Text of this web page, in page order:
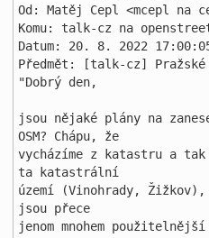
Od: Matěj Cepl <mcepl na
Komu: talk-cz na
Datum: 20. 8. 2022
Předmět: [talk-cz] Pražské
"Dobrý den,
jsou nějaké plány na
OSM? Chápu, že
vycházíme z katastru a
ta katastrální
území (Vinohrady,
jsou přece
jenom mnohem